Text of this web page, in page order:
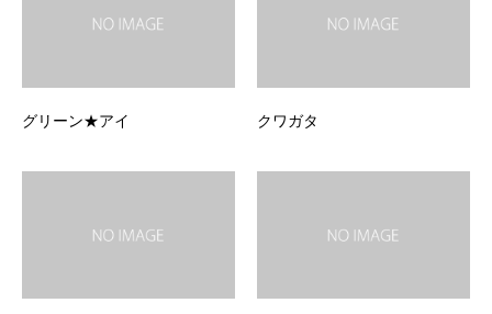
グリーン★アイ クワガタ